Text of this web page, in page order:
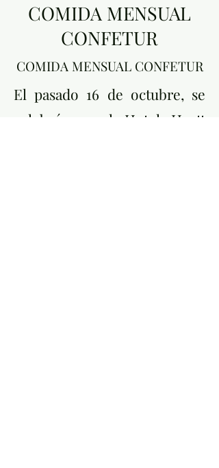
COMIDA MENSUAL
CONFETUR
COMIDA MENSUAL CONFETUR
El pasado 16 de octubre, se
celebró en el Hotel Hyatt